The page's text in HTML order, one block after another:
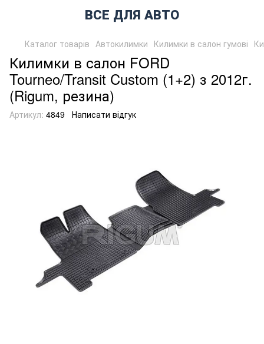
ВСЕ ДЛЯ АВТО
Каталог товарів Автокилимки Килимки в салон гумові
Килимки в салон FORD
Tourneo/Transit Custom (1+2) з 2012г.
(Rigum, резина)
Артикул: 4849 Написати відгук